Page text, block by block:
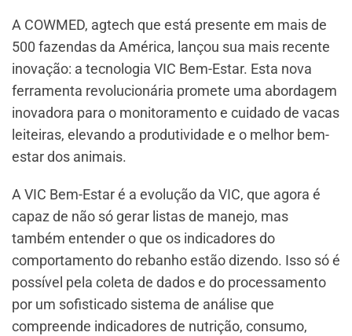
A COWMED, agtech que está presente em mais de
500 fazendas da América, lançou sua mais recente
inovação: a tecnologia VIC Bem-Estar. Esta nova
ferramenta revolucionária promete uma abordagem
inovadora para o monitoramento e cuidado de vacas
leiteiras, elevando a produtividade e o melhor bem-
estar dos animais.
A VIC Bem-Estar é a evolução da VIC, que agora é
capaz de não só gerar listas de manejo, mas
também entender o que os indicadores do
comportamento do rebanho estão dizendo. Isso só é
possível pela coleta de dados e do processamento
por um sofisticado sistema de análise que
compreende indicadores de nutrição, consumo,